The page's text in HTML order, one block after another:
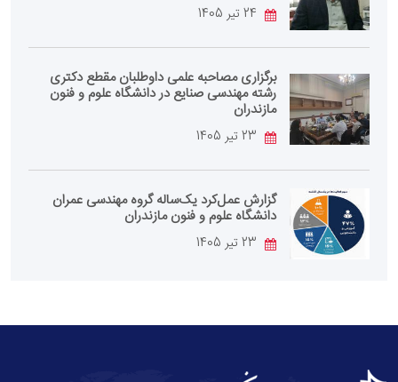
برگزاری مصاحبه علمی داوطلبان مقطع دکتری
رشته مهندسی صنایع در دانشگاه علوم و فنون
مازندران
گزارش عمل‌کرد یک‌ساله گروه مهندسی عمران
دانشگاه علوم و فنون مازندران